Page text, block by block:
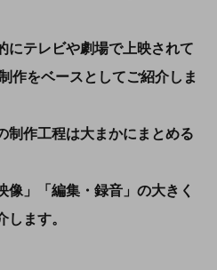
にテレビや劇場で上映されて
作をベースとしてご紹介しま
制作工程は大まかにまとめる
像」「編集・録音」の大きく
します。